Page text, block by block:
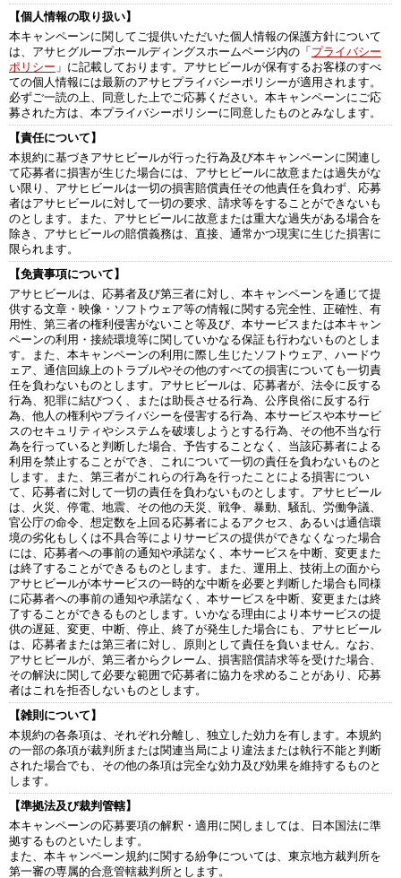
【個人情報の取り扱い】
本キャンペーンに関してご提供いただいた個人情報の保護方針について
は、アサヒグループホールディングスホームページ内の「 プライバシー
ポリシー 」に記載しております。アサヒビールが保有するお客様のすべ
ての個人情報には最新のアサヒプライバシーポリシーが適用されます。
必ずご一読の上、同意した上でご応募ください。本キャンペーンにご応
募された方は、本プライバシーポリシーに同意したものとみなします。
【責任について】
本規約に基づきアサヒビールが行った行為及び本キャンペーンに関連し
て応募者に損害が生じた場合には、アサヒビールに故意または過失がな
い限り、アサヒビールは一切の損害賠償責任その他責任を負わず、応募
者はアサヒビールに対して一切の要求、請求等をすることができないも
のとします。また、アサヒビールに故意または重大な過失がある場合を
除き、アサヒビールの賠償義務は、直接、通常かつ現実に生じた損害に
限られます。
【免責事項について】
アサヒビールは、応募者及び第三者に対し、本キャンペーンを通じて提
供する文章・映像・ソフトウェア等の情報に関する完全性、正確性、有
用性、第三者の権利侵害がないこと等及び、本サービスまたは本キャン
ペーンの利用・接続環境等に関していかなる保証も行わないものとしま
す。また、本キャンペーンの利用に際し生じたソフトウェア、ハードウ
ェア、通信回線上のトラブルやその他のすべての損害についても一切責
任を負わないものとします。アサヒビールは、応募者が、法令に反する
行為、犯罪に結びつく、または助長させる行為、公序良俗に反する行
為、他人の権利やプライバシーを侵害する行為、本サービスや本サービ
スのセキュリティやシステムを破壊しようとする行為、その他不当な行
為を行っていると判断した場合、予告することなく、当該応募者による
利用を禁止することができ、これについて一切の責任を負わないものと
します。また、第三者がこれらの行為を行ったことによる損害につい
て、応募者に対して一切の責任を負わないものとします。アサヒビール
は、火災、停電、地震、その他の天災、戦争、暴動、騒乱、労働争議、
官公庁の命令、想定数を上回る応募者によるアクセス、あるいは通信環
境の劣化もしくは不具合等によりサービスの提供ができなくなった場合
には、応募者への事前の通知や承諾なく、本サービスを中断、変更また
は終了することができるものとします。また、運用上、技術上の面から
アサヒビールが本サービスの一時的な中断を必要と判断した場合も同様
に応募者への事前の通知や承諾なく、本サービスを中断、変更または終
了することができるものとします。いかなる理由により本サービスの提
供の遅延、変更、中断、停止、終了が発生した場合にも、アサヒビール
は、応募者または第三者に対し、原則として責任を負いません。なお、
アサヒビールが、第三者からクレーム、損害賠償請求等を受けた場合、
その解決に関して必要な範囲で応募者に協力を求めることがあり、応募
者はこれを拒否しないものとします。
【雑則について】
本規約の各条項は、それぞれ分離し、独立した効力を有します。本規約
の一部の条項が裁判所または関連当局により違法または執行不能と判断
された場合でも、その他の条項は完全な効力及び効果を維持するものと
します。
【準拠法及び裁判管轄】
本キャンペーンの応募要項の解釈・適用に関しましては、日本国法に準
拠するものといたします。
また、本キャンペーン規約に関する紛争については、東京地方裁判所を
第一審の専属的合意管轄裁判所とします。